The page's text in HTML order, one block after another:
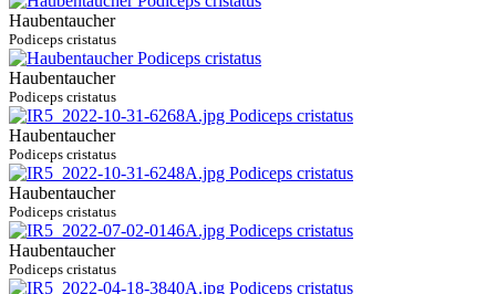
Haubentaucher
Podiceps cristatus
Haubentaucher
Podiceps cristatus
Haubentaucher
Podiceps cristatus
Haubentaucher
Podiceps cristatus
Haubentaucher
Podiceps cristatus